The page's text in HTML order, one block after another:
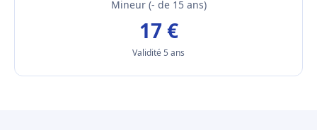
Mineur (- de 15 ans)
17 €
Validité 5 ans